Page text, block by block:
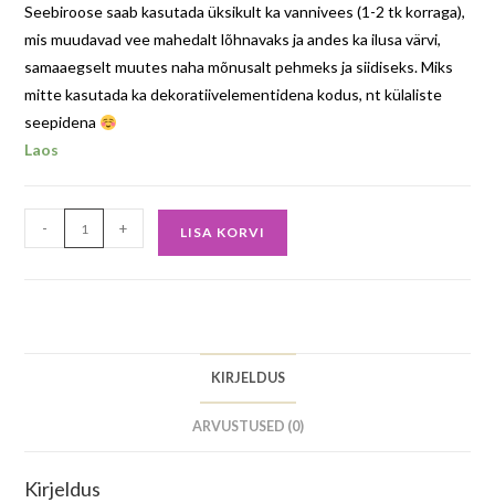
Seebiroose saab kasutada üksikult ka vannivees (1-2 tk korraga),
mis muudavad vee mahedalt lõhnavaks ja andes ka ilusa värvi,
samaaegselt muutes naha mõnusalt pehmeks ja siidiseks. Miks
mitte kasutada ka dekoratiivelementidena kodus, nt külaliste
seepidena
Laos
- + LISA KORVI
KIRJELDUS
ARVUSTUSED (0)
Kirjeldus